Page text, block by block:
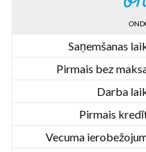
Saņemšanas
Pirmais bez
Darba
Pirmais
Vecuma